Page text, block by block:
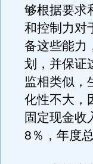
够根据要求
和控制力对
备这些能力
划，并保证
监相类似，
化性不大，
固定现金收
8％，年度